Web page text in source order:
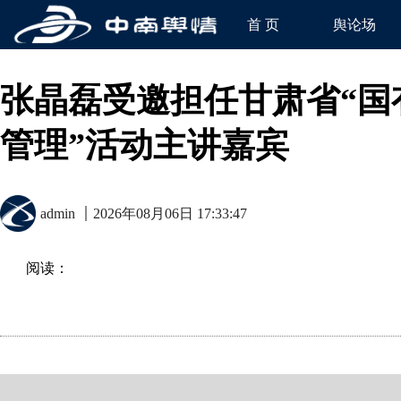
首 页 舆论场
张晶磊受邀担任甘肃省“
管理”活动主讲嘉宾
admin 2026年08月06日 17:33:47
阅读：